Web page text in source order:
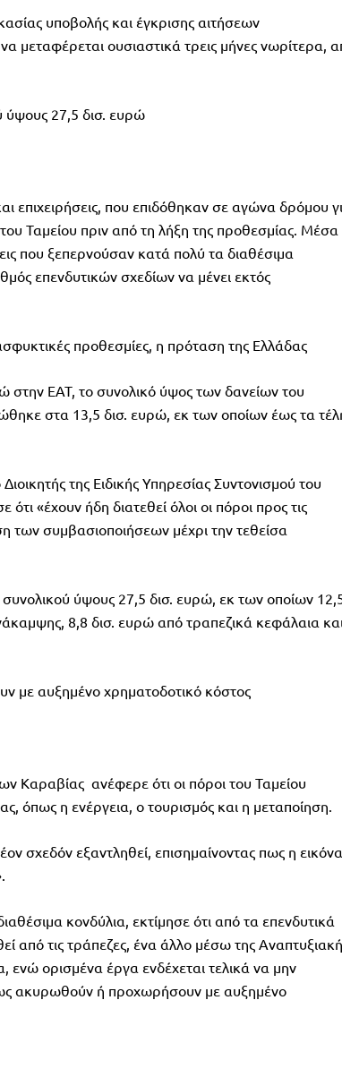
υποβολής και έγκρισης αιτήσεων
μεταφέρεται ουσιαστικά τρεις μήνες νωρίτερα,
ύψους 27,5 δισ. ευρώ
που επιδόθηκαν σε αγώνα δρόμου
Ταμείου πριν από τη λήξη της προθεσμίας. Μέσα
που ξεπερνούσαν κατά πολύ τα διαθέσιμα
επενδυτικών σχεδίων να μένει εκτός
προθεσμίες, η πρόταση της Ελλάδας
στην ΕΑΤ, το συνολικό ύψος των δανείων του
στα 13,5 δισ. ευρώ, εκ των οποίων έως τα
της Ειδικής Υπηρεσίας Συντονισμού του
«έχουν ήδη διατεθεί όλοι οι πόροι προς τις
των συμβασιοποιήσεων μέχρι την τεθείσα
ύψους 27,5 δισ. ευρώ, εκ των οποίων
8,8 δισ. ευρώ από τραπεζικά κεφάλαια
αυξημένο χρηματοδοτικό κόστος
Καραβίας ανέφερε ότι οι πόροι του Ταμείου
όπως η ενέργεια, ο τουρισμός και η μεταποίηση.
σχεδόν εξαντληθεί, επισημαίνοντας πως η εικόνα
κονδύλια, εκτίμησε ότι από τα επενδυτικά
από τις τράπεζες, ένα άλλο μέσω της
ορισμένα έργα ενδέχεται τελικά να μην
ακυρωθούν ή προχωρήσουν με αυξημένο